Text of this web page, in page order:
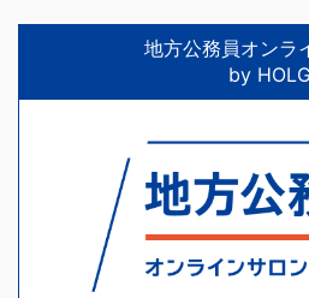
地方公務員オンラ
by HOLG